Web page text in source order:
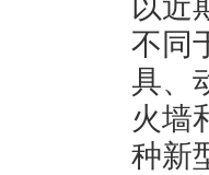
以近
不同
具、
火墙
种新